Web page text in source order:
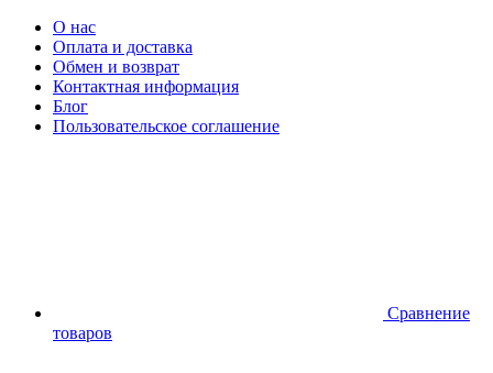
О нас
Оплата и доставка
Обмен и возврат
Контактная информация
Блог
Пользовательское соглашение
Сравнение
товаров